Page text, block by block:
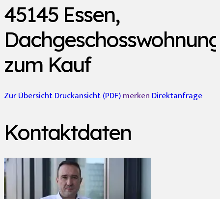
45145 Essen,
zum Kauf
Zur ÜbersichtDruckansicht (PDF)merkenDirektanfrage
Kontaktdaten